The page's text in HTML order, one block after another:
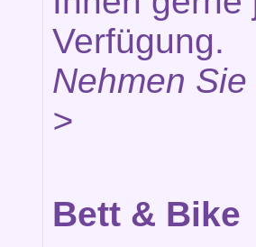
Verfügung.
Nehmen
>
Bett & Bike